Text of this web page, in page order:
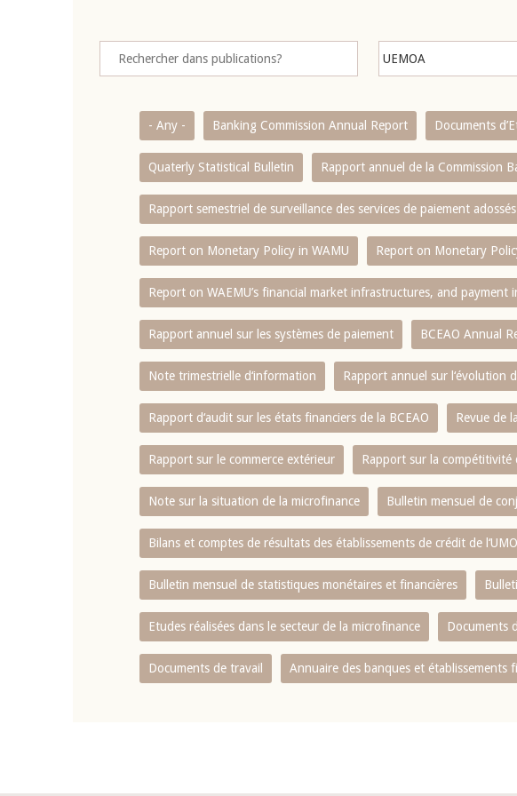
- Any - Banking Commission Annual Report Documents
Quaterly Statistical Bulletin Rapport annuel de la Commission
Rapport semestriel de surveillance des services de paiement
Report on Monetary Policy in WAMU Report on Monetary
Report on WAEMU’s financial market infrastructures, and payment
Rapport annuel sur les systèmes de paiement BCEAO Annual
Note trimestrielle d‘information Rapport annuel sur l‘évolution
Rapport d‘audit sur les états financiers de la BCEAO Revue de
Rapport sur le commerce extérieur Rapport sur la compétitivité
Note sur la situation de la microfinance Bulletin mensuel de
Bilans et comptes de résultats des établissements de crédit de
Bulletin mensuel de statistiques monétaires et financières
Etudes réalisées dans le secteur de la microfinance Documents
Documents de travail Annuaire des banques et établissements